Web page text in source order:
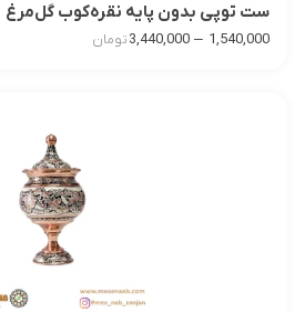
ست توپی بدون پایه نقره‌کوب گل‌مرغ
1,540,000
–
3,440,000تومان